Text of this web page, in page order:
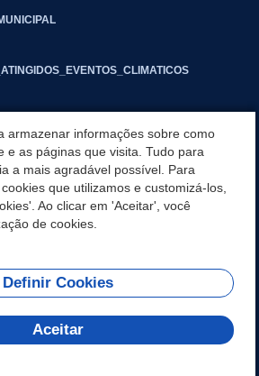
armazenar informações sobre como
e as páginas que visita. Tudo para
a mais agradável possível. Para
que utilizamos e customizá-los,
Ao clicar em 'Aceitar', você
de cookies.
Definir Cookies
Aceitar